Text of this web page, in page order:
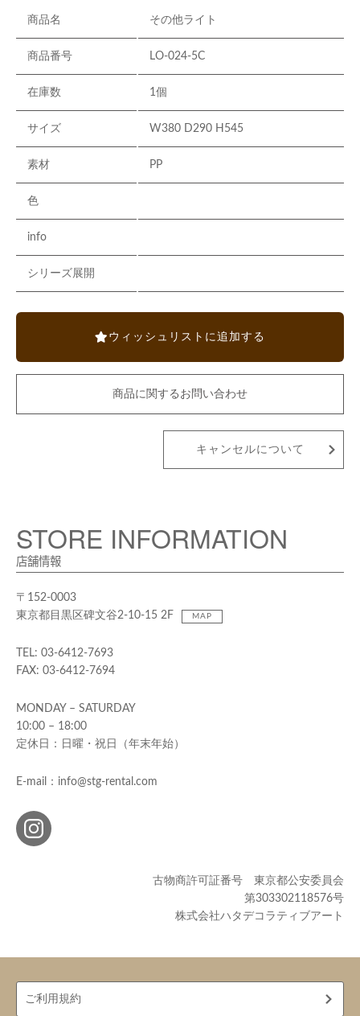
商品名 その他ライト
商品番号 LO-024-5C
在庫数 1個
サイズ W380 D290 H545
素材 PP
色
info
シリーズ展開
ウィッシュリストに追加する
商品に関するお問い合わせ
キャンセルについて
STORE INFORMATION
店舗情報
〒152-0003
東京都目黒区碑文谷2-10-15 2F
MAP
TEL: 03-6412-7693
FAX: 03-6412-7694
MONDAY – SATURDAY
10:00 – 18:00
定休日：日曜・祝日（年末年始）
E-mail：info@stg-rental.com
古物商許可証番号 東京都公安委員会
第303302118576号
株式会社ハタデコラティブアート
ご利用規約